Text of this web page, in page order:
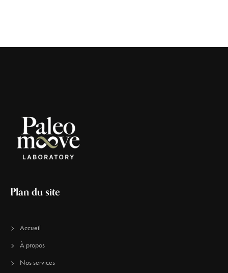
Plan du site
Accueil
À propos
Nos services